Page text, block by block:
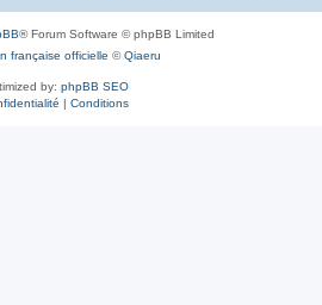
® Forum Software © phpBB Limited
française officielle ©Qiaeru
by: phpBB SEO
| Conditions